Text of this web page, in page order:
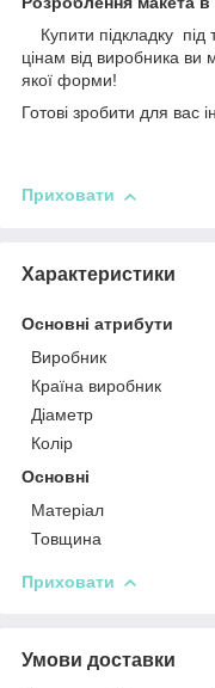
Купити підкладку
цінам від виробника ви
якої форми!
Готові зробити для вас
Приховати
Характеристики
Основні атрибути
Виробник
Країна виробник
Діаметр
Колір
Основні
Матеріал
Товщина
Приховати
Умови доставки